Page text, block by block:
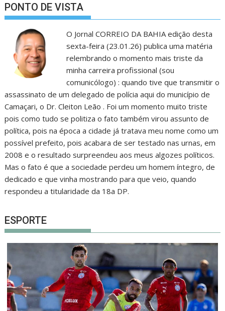
PONTO DE VISTA
O Jornal CORREIO DA BAHIA edição desta
sexta-feira (23.01.26) publica uma matéria
relembrando o momento mais triste da
minha carreira profissional (sou
comunicólogo) : quando tive que transmitir o
assassinato de um delegado de polícia aqui do município de
Camaçari, o Dr. Cleiton Leão . Foi um momento muito triste
pois como tudo se politiza o fato também virou assunto de
política, pois na época a cidade já tratava meu nome como um
possível prefeito, pois acabara de ser testado nas urnas, em
2008 e o resultado surpreendeu aos meus algozes políticos.
Mas o fato é que a sociedade perdeu um homem íntegro, de
dedicado e que vinha mostrando para que veio, quando
respondeu a titularidade da 18a DP.
ESPORTE